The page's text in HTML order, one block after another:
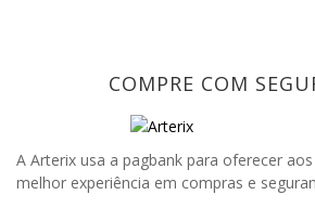
COMPRE COM
A Arterix usa a pagbank para oferecer
melhor experiência em compras e